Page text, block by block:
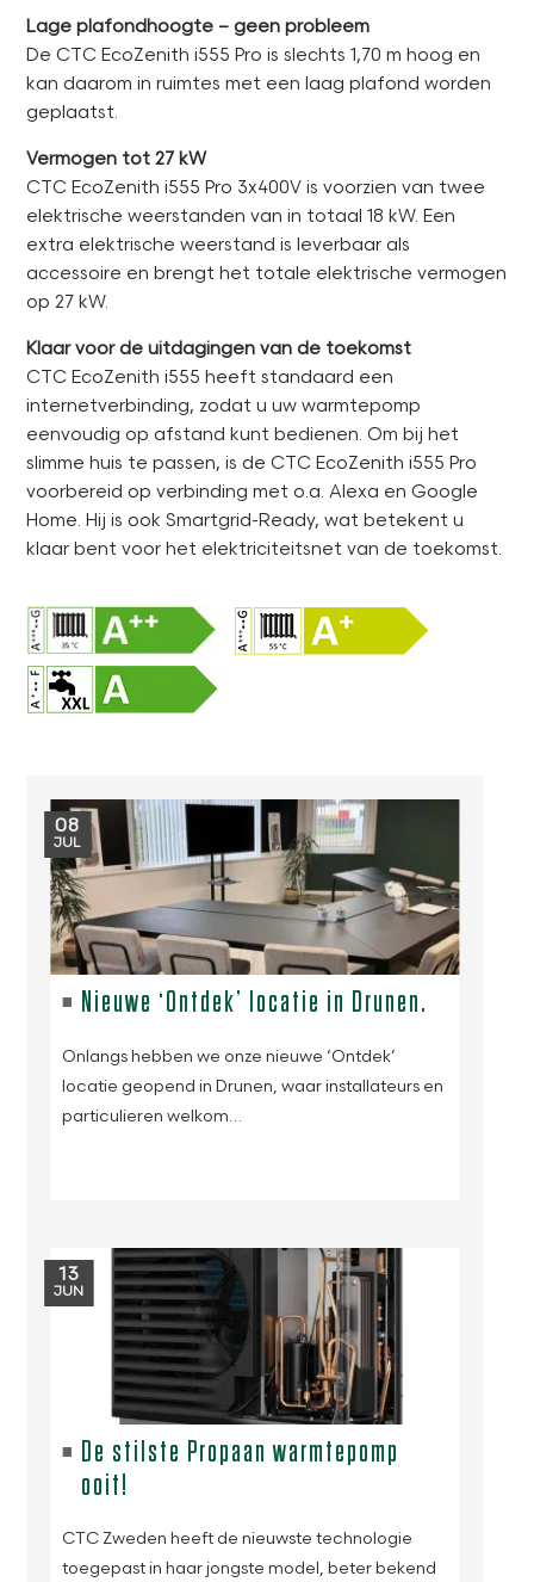
Lage plafondhoogte – geen probleem
De CTC EcoZenith i555 Pro is slechts 1,70 m hoog en
kan daarom in ruimtes met een laag plafond worden
geplaatst.
Vermogen tot 27 kW
CTC EcoZenith i555 Pro 3x400V is voorzien van twee
elektrische weerstanden van in totaal 18 kW. Een
extra elektrische weerstand is leverbaar als
accessoire en brengt het totale elektrische vermogen
op 27 kW.
Klaar voor de uitdagingen van de toekomst
CTC EcoZenith i555 heeft standaard een
internetverbinding, zodat u uw warmtepomp
eenvoudig op afstand kunt bedienen. Om bij het
slimme huis te passen, is de CTC EcoZenith i555 Pro
voorbereid op verbinding met o.a. Alexa en Google
Home. Hij is ook Smartgrid-Ready, wat betekent u
klaar bent voor het elektriciteitsnet van de toekomst.
08
JUL
Nieuwe ‘Ontdek’ locatie in Drunen.
Onlangs hebben we onze nieuwe ‘Ontdek’
locatie geopend in Drunen, waar installateurs en
particulieren welkom…
13
JUN
De stilste Propaan warmtepomp
ooit!
CTC Zweden heeft de nieuwste technologie
toegepast in haar jongste model, beter bekend